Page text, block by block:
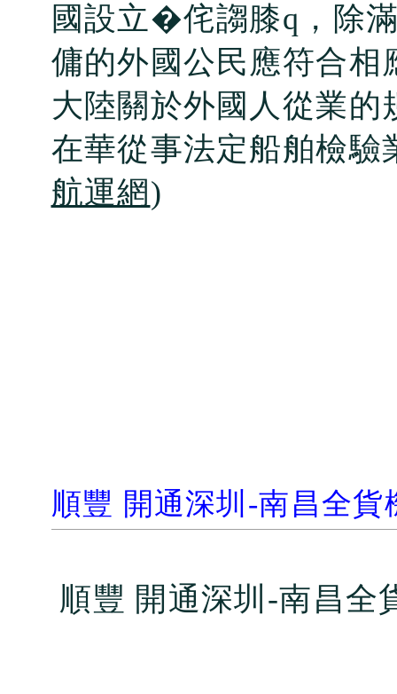
國設立�侘謅膝q，除
傭的外國公民應符合相
大陸關於外國人從業
在華從事法定船舶檢驗
航運網)
順豐 開通深圳 -南昌全貨
順豐 開通深圳 -南昌全